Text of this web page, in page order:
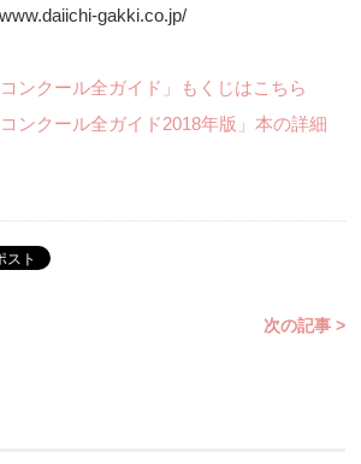
gakki.co.jp/
ンクール全ガイド」もくじはこちら
ンクール全ガイド2018年版」本の詳細
次の記事 >